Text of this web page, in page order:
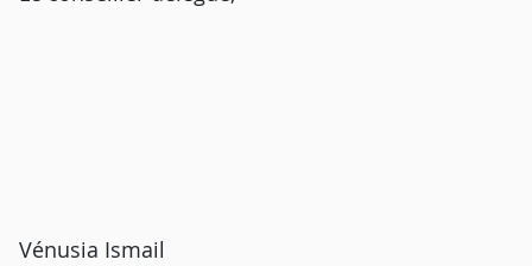
Vénusia Ismail